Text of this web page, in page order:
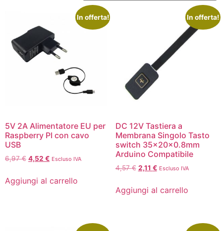
In offerta!
5V 2A Alimentatore EU per
Raspberry PI con cavo
USB
6,97€ 4,52 € Escluso IVA
Aggiungi al carrello
In offerta!
DC 12V Tastiera a
Membrana Singolo Tasto
switch 35x20x0.8mm
Arduino Compatibile
4,57€ 2,11 € Escluso IVA
Aggiungi al carrello